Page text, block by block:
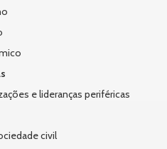
e lideranças periféricas
civil